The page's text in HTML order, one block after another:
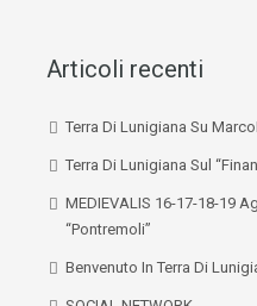
Articoli recenti
Terra Di Lunigiana Su
Terra Di Lunigiana Sul
MEDIEVALIS 16-17-18-19
“Pontremoli”
Benvenuto In Terra Di